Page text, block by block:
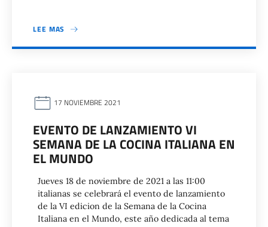
LEE MAS
17 NOVIEMBRE 2021
EVENTO DE LANZAMIENTO VI
SEMANA DE LA COCINA ITALIANA EN
EL MUNDO
Jueves 18 de noviembre de 2021 a las 11:00
italianas se celebrará el evento de lanzamiento
de la VI edicion de la Semana de la Cocina
Italiana en el Mundo, este año dedicada al tema